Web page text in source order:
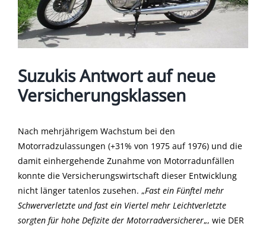
Suzukis Antwort auf neue
Versicherungsklassen
Nach mehrjährigem Wachstum bei den
Motorradzulassungen (+31% von 1975 auf 1976) und die
damit einhergehende Zunahme von Motorradunfällen
konnte die Versicherungswirtschaft dieser Entwicklung
nicht länger tatenlos zusehen. „Fast ein Fünftel mehr
Schwerverletzte und fast ein Viertel mehr Leichtverletzte
sorgten für hohe Defizite der Motorradversicherer„, wie DER